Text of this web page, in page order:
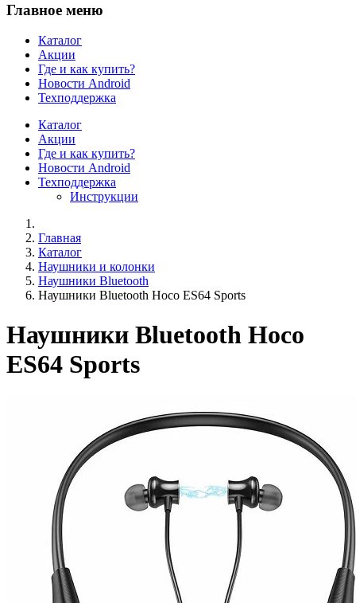
Главное меню
Каталог
Акции
Где и как купить?
Новости Android
Техподдержка
Каталог
Акции
Где и как купить?
Новости Android
Техподдержка
Инструкции
Главная
Каталог
Наушники и колонки
Наушники Bluetooth
Наушники Bluetooth Hoco ES64 Sports
Наушники Bluetooth Hoco
ES64 Sports